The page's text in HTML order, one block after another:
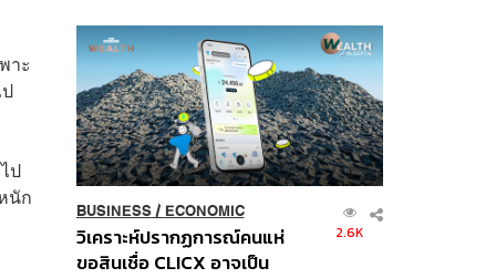
าะ
ป
นัก
Order
BUSINESS/ ECONOMIC
วิเคราะห์ปรากฏการณ์คนแห่
ขอสินเชื่อ CLICX อาจเป็น
2.6K